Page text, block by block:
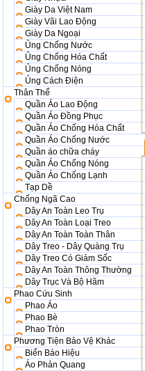
Giày Da Việt Nam
Giày Vãi Lao Động
Giày Da Ngoại
Ủng Chống Nước
Ủng Chống Hóa Chất
Ủng Chống Nóng
Ủng Cách Điện
Thân Thể
Quần Áo Lao Động
Quần Áo Đồng Phục
Quần Áo Chống Hóa Chất
Quần Áo Chống Nước
Quần áo chữa cháy
Quần Áo Chống Nóng
Quần Áo Chống Lạnh
Tạp Dề
Chống Ngã Cao
Dây An Toàn Leo Trụ
Dây An Toàn Loại Treo
Dây An Toàn Toàn Thân
Dây Treo - Dây Quàng Trụ
Dây Treo Có Giảm Sốc
Dây An Toàn Thông Thường
Dây Trục Và Bộ Hãm
Phao Cứu Sinh
Phao Áo
Phao Bè
Phao Tròn
Phương Tiện Bảo Vệ Khác
Biển Báo Hiệu
Áo Phản Quang